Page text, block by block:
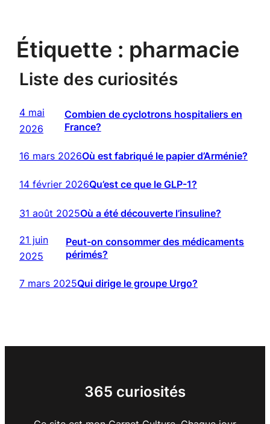
Étiquette : pharmacie
Liste des curiosités
4 mai
2026
Combien de cyclotrons hospitaliers en
France?
16 mars 2026Où est fabriqué le papier d’Arménie?
14 février 2026Qu’est ce que le GLP-1?
31 août 2025Où a été découverte l’insuline?
21 juin
2025
Peut-on consommer des médicaments
périmés?
7 mars 2025Qui dirige le groupe Urgo?
365 curiosités